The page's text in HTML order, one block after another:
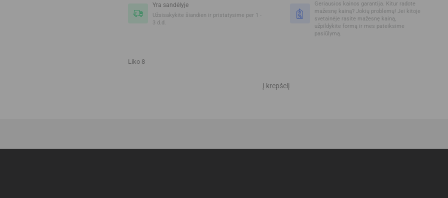
Yra sandėlyje
Užsisakykite šiandien ir pristatysime per 1 -
3 d.d.
Geriausios kainos garantija. Kitur radote
mažesnę kainą? Jokių problemų! Jei kitoje
svetainėje rasite mažesnę kainą,
užpildykite formą ir mes pateiksime
pasiūlymą.
Liko 8
Į krepšelį